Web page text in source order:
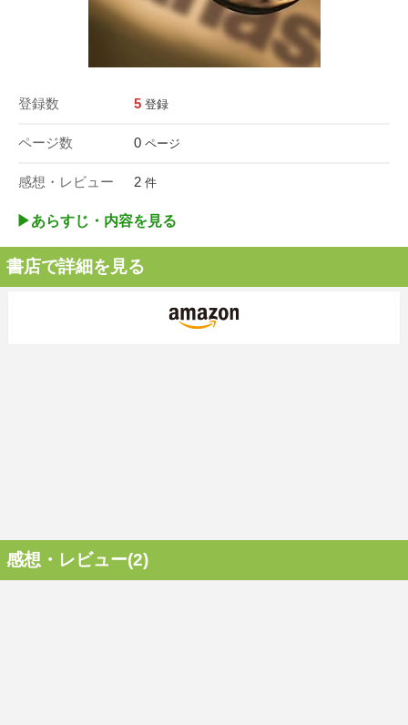
登録数 5 登録
ページ数 0 ページ
感想・レビュー 2 件
▶︎あらすじ・内容を見る
書店で詳細を見る
感想・レビュー(2)